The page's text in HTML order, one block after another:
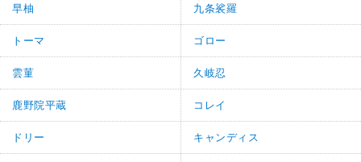
早柚 九条裟羅
トーマ ゴロー
雲菫 久岐忍
鹿野院平蔵 コレイ
ドリー キャンディス